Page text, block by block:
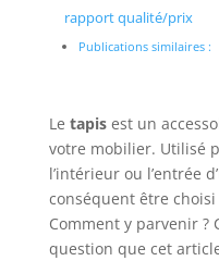
rapport qualité/prix
Publications similaires :
Le tapis est un
votre mobilier. Utilisé
l’intérieur ou l’entrée
conséquent être
Comment y parvenir ?
question que cet